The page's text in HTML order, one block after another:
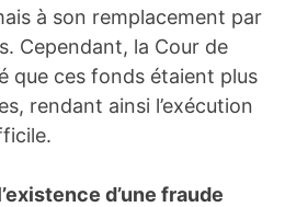
à son remplacement par
Cependant, la Cour de
que ces fonds étaient plus
rendant ainsi l’exécution
d’une fraude